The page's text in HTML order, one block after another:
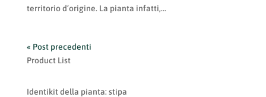
territorio d’origine. La pianta infatti,...
« Post precedenti
Product List
Identikit della pianta: stipa